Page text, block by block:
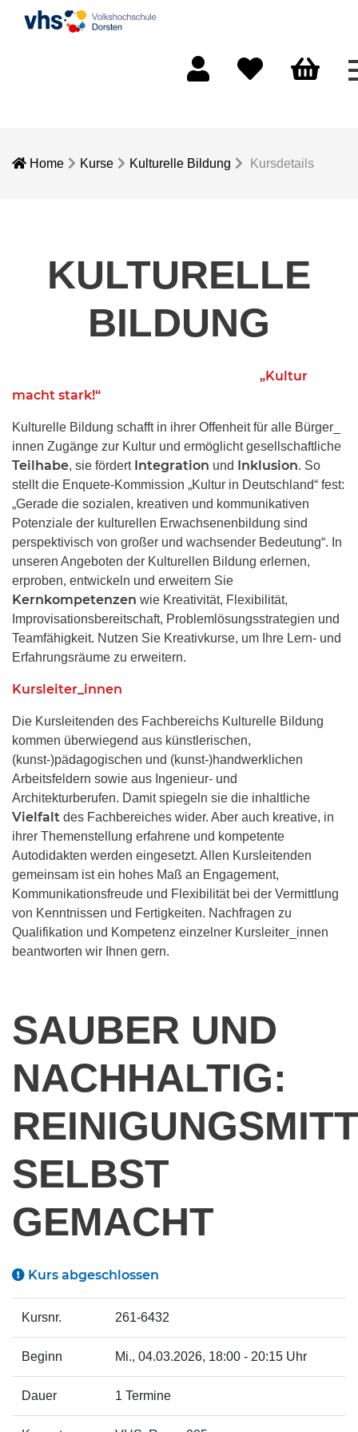
Home Kurse Kulturelle Bildung Kursdetails
KULTURELLE
BILDUNG
„Kultur
macht stark!“
Kulturelle Bildung schafft in ihrer Offenheit für alle Bürger_
innen Zugänge zur Kultur und ermöglicht gesellschaftliche
Teilhabe, sie fördert Integration und Inklusion. So
stellt die Enquete-Kommission „Kultur in Deutschland“ fest:
„Gerade die sozialen, kreativen und kommunikativen
Potenziale der kulturellen Erwachsenenbildung sind
perspektivisch von großer und wachsender Bedeutung“. In
unseren Angeboten der Kulturellen Bildung erlernen,
erproben, entwickeln und erweitern Sie
Kernkompetenzen wie Kreativität, Flexibilität,
Improvisationsbereitschaft, Problemlösungsstrategien und
Teamfähigkeit. Nutzen Sie Kreativkurse, um Ihre Lern- und
Erfahrungsräume zu erweitern.
Kursleiter_innen
Die Kursleitenden des Fachbereichs Kulturelle Bildung
kommen überwiegend aus künstlerischen,
(kunst-)pädagogischen und (kunst-)handwerklichen
Arbeitsfeldern sowie aus Ingenieur- und
Architekturberufen. Damit spiegeln sie die inhaltliche
Vielfalt des Fachbereiches wider. Aber auch kreative, in
ihrer Themenstellung erfahrene und kompetente
Autodidakten werden eingesetzt. Allen Kursleitenden
gemeinsam ist ein hohes Maß an Engagement,
Kommunikationsfreude und Flexibilität bei der Vermittlung
von Kenntnissen und Fertigkeiten. Nachfragen zu
Qualifikation und Kompetenz einzelner Kursleiter_innen
beantworten wir Ihnen gern.
SAUBER UND
NACHHALTIG:
SELBST
GEMACHT
Kurs abgeschlossen
Kursnr. 261-6432
Beginn Mi., 04.03.2026, 18:00 - 20:15 Uhr
Dauer 1 Termine